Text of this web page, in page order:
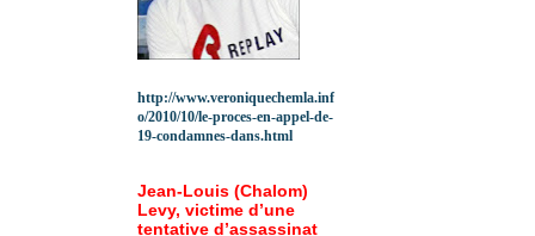
http://www.veroniquechemla.inf
o/2010/10/le-proces-en-appel-de-
19-condamnes-dans.html
Jean-Louis (Chalom)
Levy, victime d’une
tentative d’assassinat